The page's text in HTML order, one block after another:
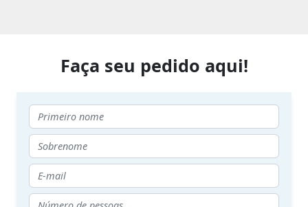
Faça seu pedido aqui!